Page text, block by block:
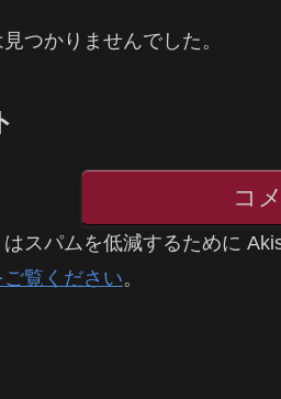
つかりませんでした。
コ
スパムを低減するために
覧ください。